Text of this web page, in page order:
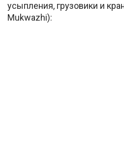
усыпления, грузовики и
Mukwazhi):